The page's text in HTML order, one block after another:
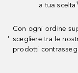
a tua scelta¹
¹
Con ogni ordine
scegliere tra le
prodotti